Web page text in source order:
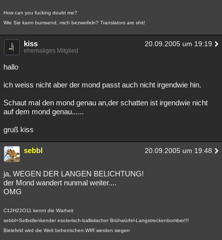
How can you fucking doubt me?
Wie Sie kann bumsend, mich bezweifeln? Translators are shit!
kiss 20.09.2005 um 19:19
ehemaliges Mitglied
hallo
ich weiss nicht aber der mond passt auch nicht irgendwie hin.
Schaut mal den mond genau an,der schatten ist irgendwie nicht
auf dem mond genau......
gruß kiss
sebbl 20.09.2005 um 19:48
ja, WEGEN DER LANGEN BELICHTUNG!
der Mond wandert nunmal weiter....
OMG
C12H22O11 kennt die Warheit
sebbl=Selbstlenkender esoterisch-ballistischer Brühwürfel-Langstreckenbomber!!!
Bielefeld wird die Welt beherrschen.WIR werden siegen